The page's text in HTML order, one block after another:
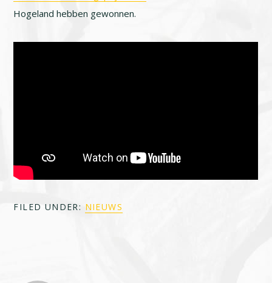
Hogeland hebben gewonnen.
FILED UNDER: NIEUWS